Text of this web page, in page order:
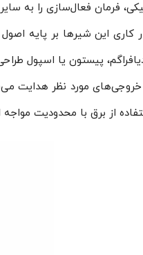
فرمان فعال‌سازی را به
کاری این شیرها بر پایه
پیستون یا اسپول
مورد نظر هدایت
از برق با محدودیت